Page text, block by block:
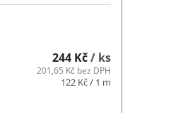
244 Kč/ ks
201,65 Kč bez DPH
Měrná
122 Kč / 1 m